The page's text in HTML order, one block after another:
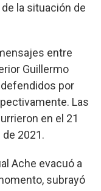
la situación de
entre
Guillermo
por
Las
en el 21
2021.
Ache evacuó a
subrayó